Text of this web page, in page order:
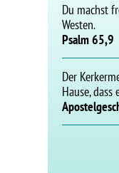
Du machst
Westen.
Psalm 65,9
Der
Hause,